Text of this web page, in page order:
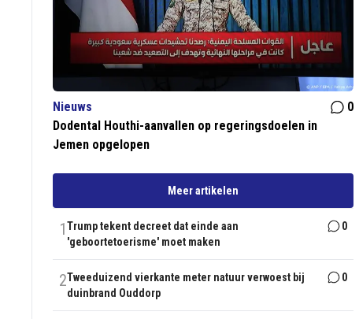
Nieuws
0
Dodental Houthi-aanvallen op regeringsdoelen in
Jemen opgelopen
Meer artikelen
1Trump tekent decreet dat einde aan
'geboortetoerisme' moet maken
0
2Tweeduizend vierkante meter natuur verwoest bij
duinbrand Ouddorp
0